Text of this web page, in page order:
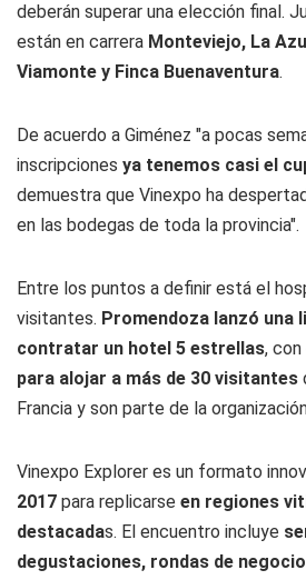
deberán superar una elección final.
están en carrera Monteviejo, La
Viamonte y Finca Buenaventura.
De acuerdo a Giménez "a pocas
inscripciones ya tenemos casi el
demuestra que Vinexpo ha
en las bodegas de toda la provincia".
Entre los puntos a definir está el
visitantes. Promendoza lanzó una
contratar un hotel 5 estrellas, con
para alojar a más de 30 visitantes
Francia y son parte de la
Vinexpo Explorer es un formato
2017 para replicarse en regiones
destacadas. El encuentro incluye
degustaciones, rondas de